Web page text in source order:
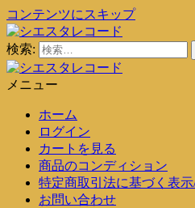
コンテンツにスキップ
シエスタレコード
中古レコード通販
検索:
メニュー
ホーム
ログイン
カートを見る
商品のコンディション
特定商取引法に基づく表
お問い合わせ